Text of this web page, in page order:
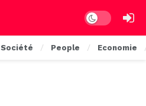
Dark mode
Société People Economie